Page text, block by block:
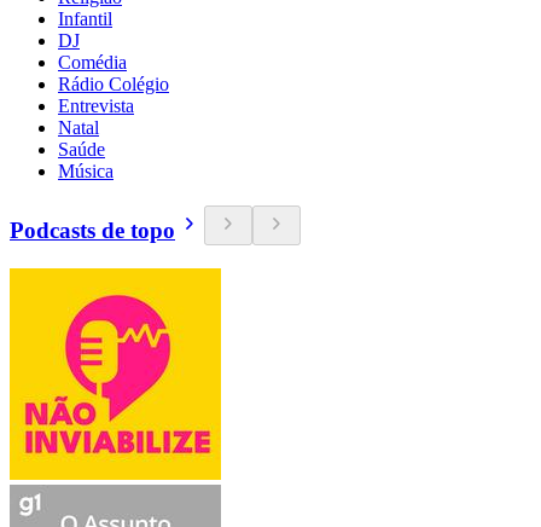
Infantil
DJ
Comédia
Rádio Colégio
Entrevista
Natal
Saúde
Música
Podcasts de topo